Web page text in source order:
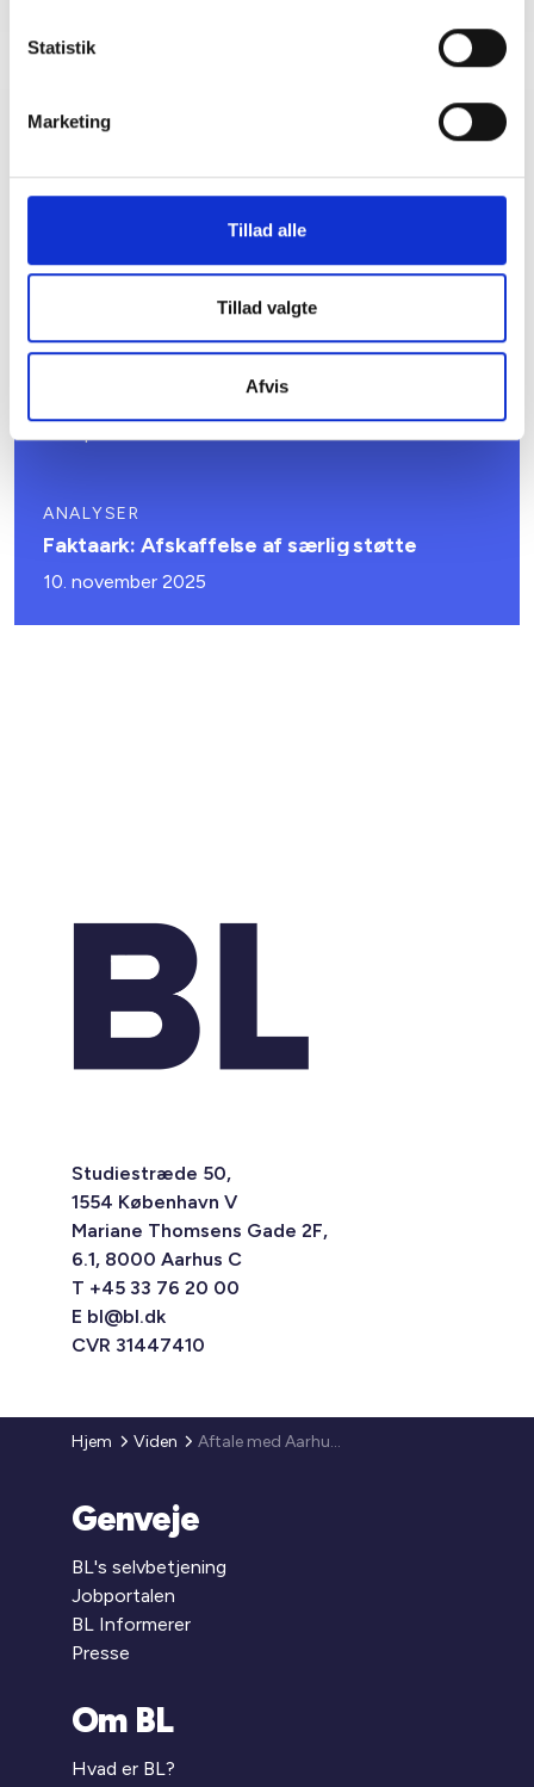
Statistik
Marketing
Tillad alle
Tillad valgte
Afvis
Viden
23. april 2026
Guides og værktøjer
ANALYSER
Faktaark: Afskaffelse af særlig støtte
10. november 2025
Studiestræde 50,
1554 København V
Mariane Thomsens Gade 2F,
6.1, 8000 Aarhus C
T +45 33 76 20 00
E bl@bl.dk
CVR 31447410
Hjem Viden Aftale med Aarhus Kommune
Genveje
BL's selvbetjening
Jobportalen
BL Informerer
Presse
Om BL
Hvad er BL?